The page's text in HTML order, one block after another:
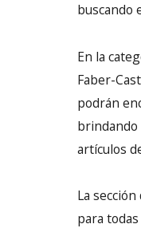
buscando
En la
Faber-
podrán
brindando
artículos
La
para